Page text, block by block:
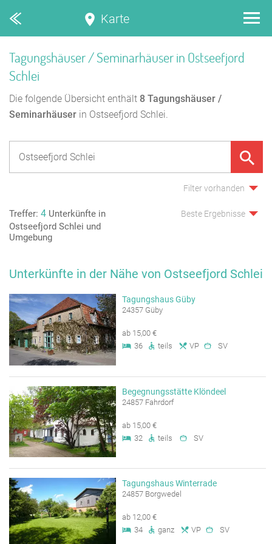
Karte
Tagungshäuser / Seminarhäuser in Ostseefjord
Schlei
Die folgende Übersicht enthält 8 Tagungshäuser /
Seminarhäuser in Ostseefjord Schlei.
Filter vorhanden
Treffer: 4 Unterkünfte in
Ostseefjord Schlei und
Umgebung
Beste Ergebnisse
Unterkünfte in der Nähe von Ostseefjord Schlei
Tagungshaus Güby
24357 Güby
ab 15,00 €
36
teils VP SV
Begegnungsstätte Klöndeel
24857 Fahrdorf
ab 15,00 €
32
teils SV
Tagungshaus Winterrade
24857 Borgwedel
ab 12,00 €
34
ganz VP SV